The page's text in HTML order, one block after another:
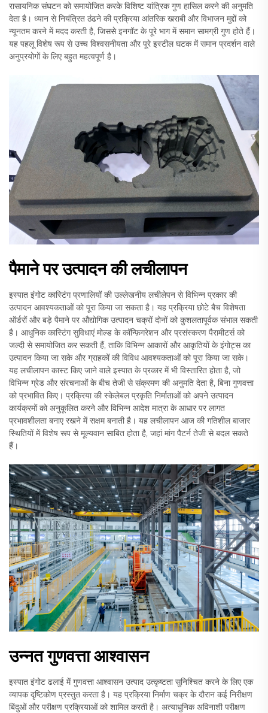
रासायनिक संघटन को समायोजित करके विशिष्ट यांत्रिक गुण हासिल करने की अनुमति
देता है। ध्यान से नियंत्रित ठंढने की प्रक्रिया आंतरिक खराबी और विभाजन मुद्दों को
न्यूनतम करने में मदद करती है, जिससे इनगॉट के पूरे भाग में समान सामग्री गुण होते हैं।
यह पहलू विशेष रूप से उच्च विश्वसनीयता और पूरे इस्टील घटक में समान प्रदर्शन वाले
अनुप्रयोगों के लिए बहुत महत्वपूर्ण है।
पैमाने पर उत्पादन की लचीलापन
इस्पात इंगोट कास्टिंग प्रणालियों की उल्लेखनीय लचीलेपन से विभिन्न प्रकार की
उत्पादन आवश्यकताओं को पूरा किया जा सकता है। यह प्रक्रिया छोटे बैच विशेषता
ऑर्डरों और बड़े पैमाने पर औद्योगिक उत्पादन चक्रों दोनों को कुशलतापूर्वक संभाल सकती
है। आधुनिक कास्टिंग सुविधाएं मोल्ड के कॉन्फ़िगरेशन और प्रसंस्करण पैरामीटर्स को
जल्दी से समायोजित कर सकती हैं, ताकि विभिन्न आकारों और आकृतियों के इंगोट्स का
उत्पादन किया जा सके और ग्राहकों की विविध आवश्यकताओं को पूरा किया जा सके।
यह लचीलापन कास्ट किए जाने वाले इस्पात के प्रकार में भी विस्तारित होता है, जो
विभिन्न ग्रेड और संरचनाओं के बीच तेजी से संक्रमण की अनुमति देता है, बिना गुणवत्ता
को प्रभावित किए। प्रक्रिया की स्केलेबल प्रकृति निर्माताओं को अपने उत्पादन
कार्यक्रमों को अनुकूलित करने और विभिन्न आदेश मात्रा के आधार पर लागत
प्रभावशीलता बनाए रखने में सक्षम बनाती है। यह लचीलापन आज की गतिशील बाजार
स्थितियों में विशेष रूप से मूल्यवान साबित होता है, जहां मांग पैटर्न तेजी से बदल सकते
हैं।
उन्नत गुणवत्ता आश्वासन
इस्पात इंगोट ढलाई में गुणवत्ता आश्वासन उत्पाद उत्कृष्टता सुनिश्चित करने के लिए एक
व्यापक दृष्टिकोण प्रस्तुत करता है। यह प्रक्रिया निर्माण चक्र के दौरान कई निरीक्षण
बिंदुओं और परीक्षण प्रक्रियाओं को शामिल करती है। अत्याधुनिक अविनाशी परीक्षण